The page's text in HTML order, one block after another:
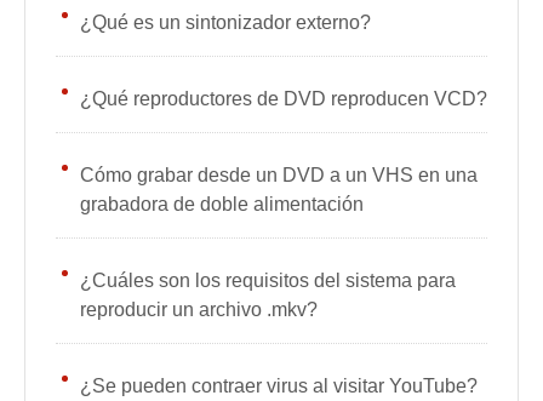
¿Qué es un sintonizador externo?
¿Qué reproductores de DVD reproducen VCD?
Cómo grabar desde un DVD a un VHS en una
grabadora de doble alimentación
¿Cuáles son los requisitos del sistema para
reproducir un archivo .mkv?
¿Se pueden contraer virus al visitar YouTube?